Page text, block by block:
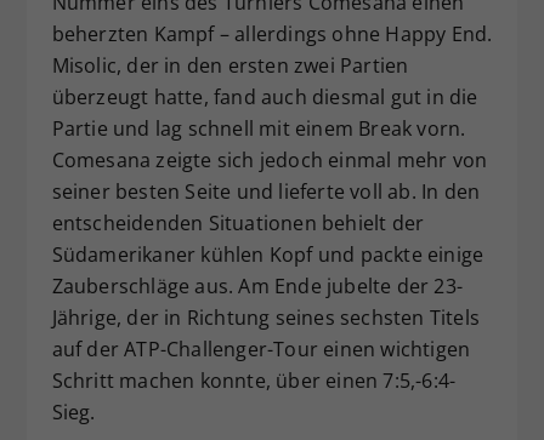
beherzten Kampf – allerdings ohne Happy End.
Misolic, der in den ersten zwei Partien
überzeugt hatte, fand auch diesmal gut in die
Partie und lag schnell mit einem Break vorn.
Comesana zeigte sich jedoch einmal mehr von
seiner besten Seite und lieferte voll ab. In den
entscheidenden Situationen behielt der
Südamerikaner kühlen Kopf und packte einige
Zauberschläge aus. Am Ende jubelte der 23-
Jährige, der in Richtung seines sechsten Titels
auf der ATP-Challenger-Tour einen wichtigen
Schritt machen konnte, über einen 7:5,-6:4-
Sieg.